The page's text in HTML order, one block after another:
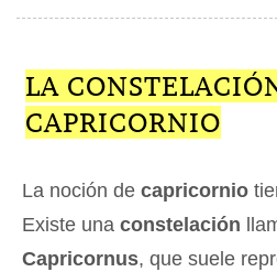
LA
CAPRICORNIO
La noción de capricornio
Existe una constelación
Capricornus, que suele